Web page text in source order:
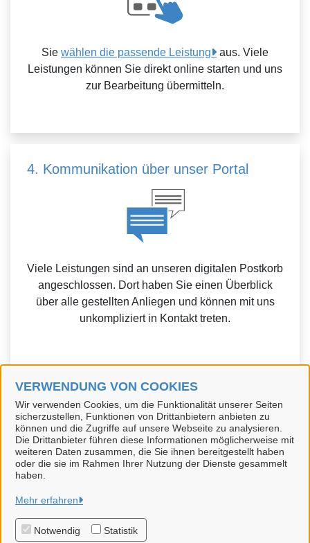
VERWENDUNG VON COOKIES
Wir verwenden Cookies, um die Funktionalität unserer Seiten
sicherzustellen, Funktionen von Drittanbietern anbieten zu
können und die Zugriffe auf unsere Webseite zu analysieren.
Die Drittanbieter führen diese Informationen möglicherweise mit
weiteren Daten zusammen, die Sie ihnen bereitgestellt haben
oder die sie im Rahmen Ihrer Nutzung der Dienste gesammelt
haben.
Mehr erfahren
Notwendig Statistik
Sie wählen die passende Leistung
aus. Viele
Leistungen können Sie direkt online starten und uns
zur Bearbeitung übermitteln.
4. Kommunikation über unser Portal
Viele Leistungen sind an unseren digitalen Postkorb
angeschlossen. Dort haben Sie einen Überblick
über alle gestellten Anliegen und können mit uns
unkompliziert in Kontakt treten.
Weitere Informationen zur BundID finden Sie auf der
FAQ-Seite des Bundes.
Hansestadt Uelzen
Alle Rechte vorbehalten